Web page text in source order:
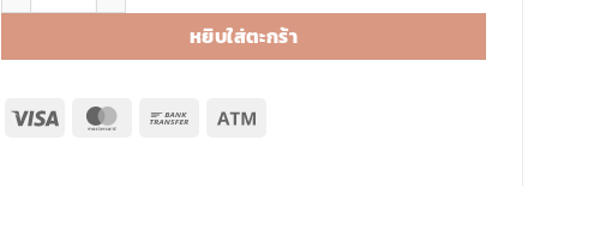
หยิบใส่ตะกร้า
Visa MasterCard
Bank